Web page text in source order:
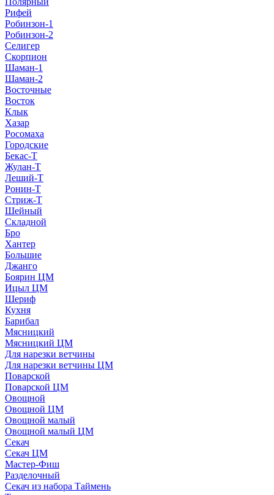
Рифей
Робинзон-1
Робинзон-2
Селигер
Скорпион
Шаман-1
Шаман-2
Восточные
Восток
Клык
Хазар
Росомаха
Городские
Бекас-Т
Жулан-Т
Леший-Т
Ронин-Т
Стриж-Т
Шейный
Складной
Бро
Хантер
Большие
Джанго
Боярин ЦМ
Ицыл ЦМ
Шериф
Кухня
Барибал
Мясницкий
Мясницкий ЦМ
Для нарезки ветчины
Для нарезки ветчины ЦМ
Поварской
Поварской ЦМ
Овощной
Овощной ЦМ
Овощной малый
Овощной малый ЦМ
Секач
Секач ЦМ
Мастер-Фиш
Разделочный
Секач из набора Таймень